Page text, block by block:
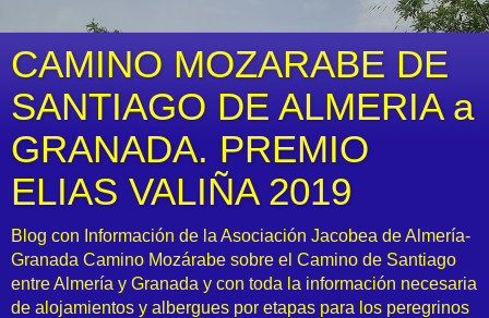
CAMINO MOZARABE DE
SANTIAGO DE ALMERIA a
GRANADA. PREMIO
ELIAS VALIÑA 2019
Blog con Información de la Asociación Jacobea de Almería-
Granada Camino Mozárabe sobre el Camino de Santiago
entre Almería y Granada y con toda la información necesaria
de alojamientos y albergues por etapas para los peregrinos